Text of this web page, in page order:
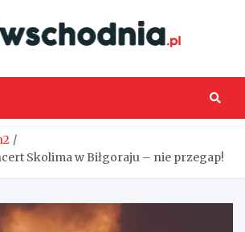
Skolima w Biłgoraju – nie przegap!